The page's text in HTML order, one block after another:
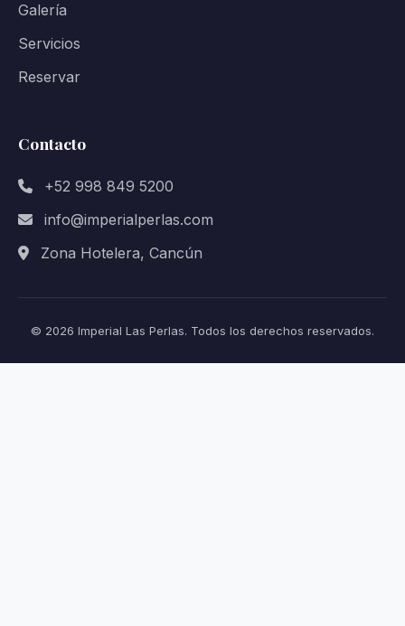
Galería
Servicios
Reservar
Contacto
+52 998 849 5200
info@imperialperlas.com
Zona Hotelera, Cancún
© 2026 Imperial Las Perlas. Todos los derechos reservados.